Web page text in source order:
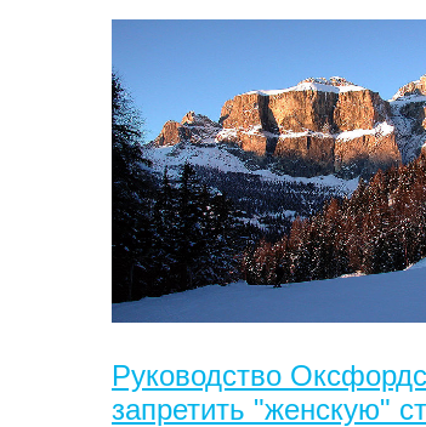
Руководство
запретить "женскую"